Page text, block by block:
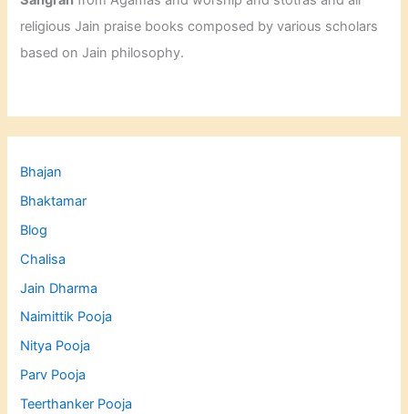
religious Jain praise books composed by various scholars
based on Jain philosophy.
Bhajan
Bhaktamar
Blog
Chalisa
Jain Dharma
Naimittik Pooja
Nitya Pooja
Parv Pooja
Teerthanker Pooja